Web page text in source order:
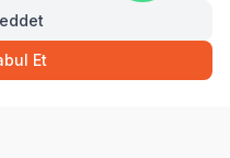
Hızlı Teslimat
SEPETE EKLE
/ KOCAELİ
Et